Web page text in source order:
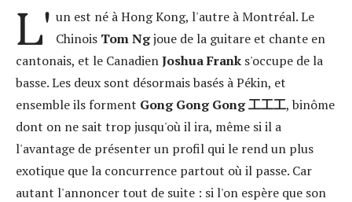
L' un est né à Hong Kong, l'autre à Montréal. Le
Chinois Tom Ngjoue de la guitare et chante en
cantonais, et le CanadienJoshua Frank s'occupe de la
basse. Les deux sont désormais basés à Pékin, et
ensemble ils forment Gong Gong Gong 工工工, binôme
dont on ne sait trop jusqu'où il ira, même si il a
l'avantage de présenter un profil qui le rend un plus
exotique que la concurrence partout où il passe. Car
autant l'annoncer tout de suite : si l'on espère que son